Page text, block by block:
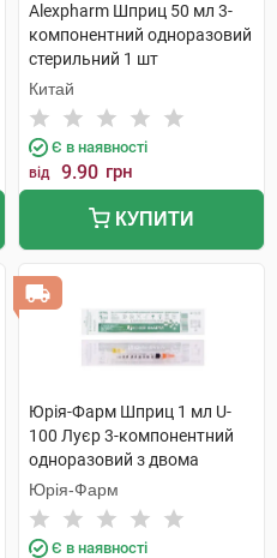
Alexpharm Шприц 50 мл 3-
компонентний одноразовий
стерильний 1 шт
Китай
Є в наявності
від 9.90 грн
КУПИТИ
Юрія-Фарм Шприц 1 мл U-
100 Луєр 3-компонентний
одноразовий з двома
голками 1 шт
Юрія-Фарм
Є в наявності